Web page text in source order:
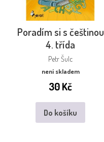
Poradím si s češtinou
4. třída
Petr Šulc
není skladem
30Kč
Do košíku